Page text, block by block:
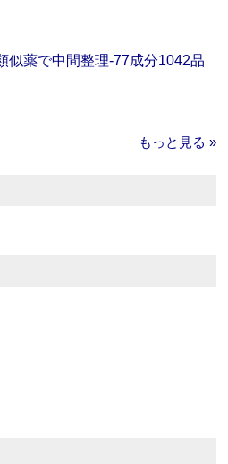
似薬で中間整理‐77成分1042品
もっと見る »